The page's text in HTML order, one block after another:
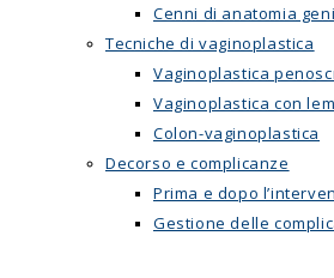
Cenni di anatomia
Tecniche di vaginoplastica
Vaginoplastica
Vaginoplastica con
Colon-vaginoplastica
Decorso e complicanze
Prima e dopo
Gestione delle